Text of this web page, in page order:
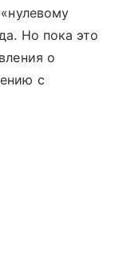
Но пока это
о
с